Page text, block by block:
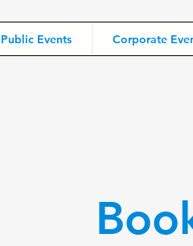
Public Events Corporate